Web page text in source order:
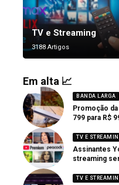
TV e Streaming
3188 Artigos
Em alta 📈
BANDA LARGA
Promoção
799 para R$
TV E
Assinantes
streaming
TV E